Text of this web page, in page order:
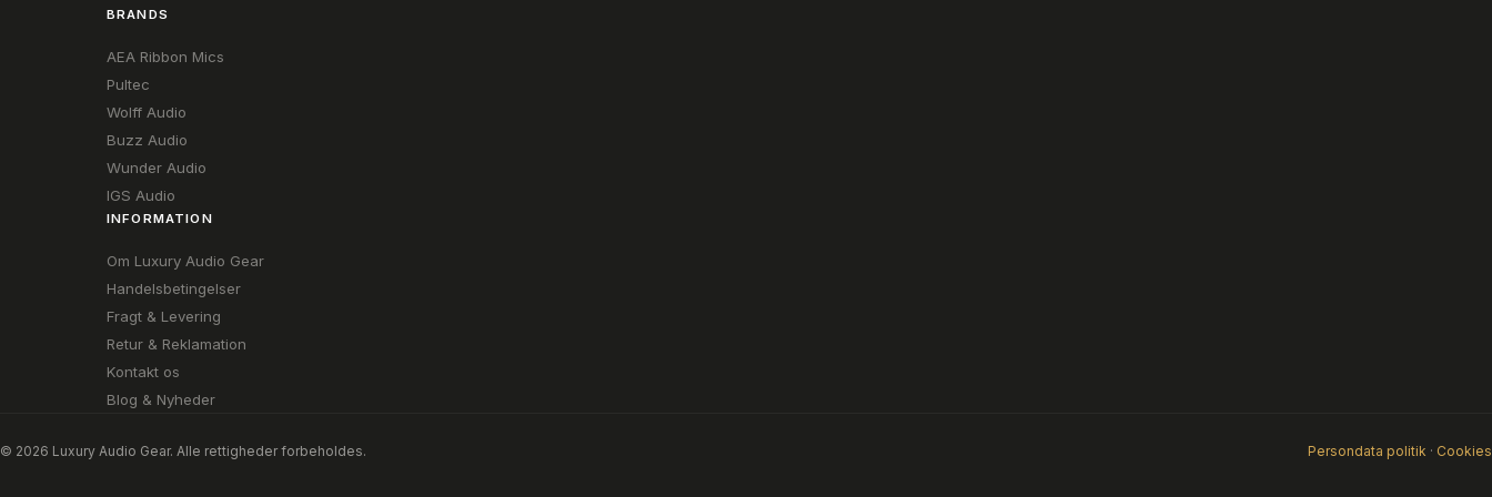
BRANDS
AEA Ribbon Mics
Pultec
Wolff Audio
Buzz Audio
Wunder Audio
IGS Audio
INFORMATION
Om Luxury Audio Gear
Handelsbetingelser
Fragt & Levering
Retur & Reklamation
Kontakt os
Blog & Nyheder
© 2026 Luxury Audio Gear. Alle rettigheder forbeholdes. Persondata politik · Cookies